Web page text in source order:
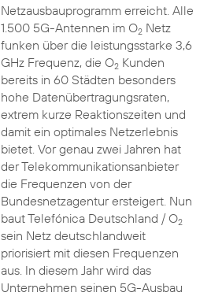
Netzausbauprogramm erreicht. Alle
1.500 5G-Antennen im O2Netz
funken über die leistungsstarke 3,6
GHz Frequenz, die O2Kunden
bereits in 60 Städten besonders
hohe Datenübertragungsraten,
extrem kurze Reaktionszeiten und
damit ein optimales Netzerlebnis
bietet. Vor genau zwei Jahren hat
der Telekommunikationsanbieter
die Frequenzen von der
Bundesnetzagentur ersteigert. Nun
baut Telefónica Deutschland / O2
sein Netz deutschlandweit
priorisiert mit diesen Frequenzen
aus. In diesem Jahr wird das
Unternehmen seinen 5G-Ausbau